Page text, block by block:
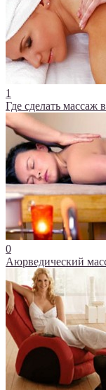
1
Где сделать массаж
0
Аюрведический